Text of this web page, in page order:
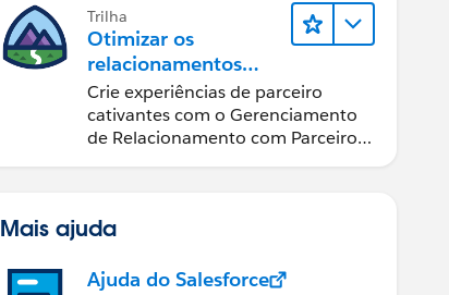
Trilha
Otimizar os
relacionamentos
com parceiros
usando o Sales
Cloud PRM
Crie experiências de parceiro
cativantes com o Gerenciamento
de Relacionamento com Parceiros
Mais ajuda
Ajuda do Salesforce